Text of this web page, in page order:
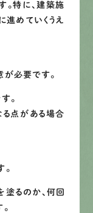
。特に、建築施
進めていくうえ
が必要です。
。
点がある場合
塗るのか、何回